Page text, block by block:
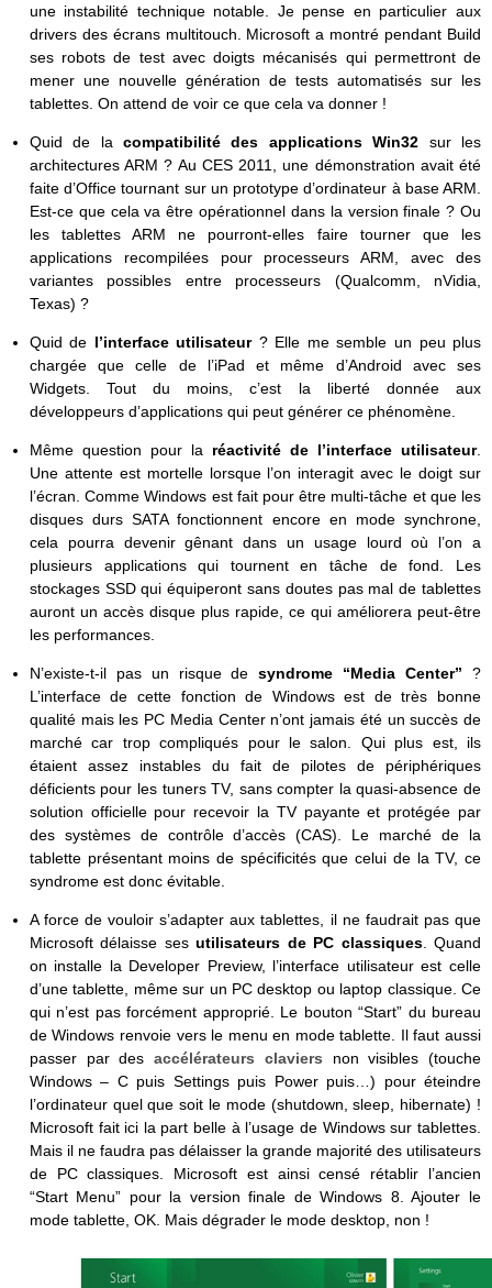
une instabilité technique notable. Je pense en particulier aux
drivers des écrans multitouch. Microsoft a montré pendant Build
ses robots de test avec doigts mécanisés qui permettront de
mener une nouvelle génération de tests automatisés sur les
tablettes. On attend de voir ce que cela va donner !
Quid de lacompatibilité des applications Win32 sur les
architectures ARM ? Au CES 2011, une démonstration avait été
faite d’Office tournant sur un prototype d’ordinateur à base ARM.
Est-ce que cela va être opérationnel dans la version finale ? Ou
les tablettes ARM ne pourront-elles faire tourner que les
applications recompilées pour processeurs ARM, avec des
variantes possibles entre processeurs (Qualcomm, nVidia,
Texas) ?
Quid de l’interface utilisateur ? Elle me semble un peu plus
chargée que celle de l’iPad et même d’Android avec ses
Widgets. Tout du moins, c’est la liberté donnée aux
développeurs d’applications qui peut générer ce phénomène.
Même question pour la réactivité de l’interface utilisateur.
Une attente est mortelle lorsque l’on interagit avec le doigt sur
l’écran. Comme Windows est fait pour être multi-tâche et que les
disques durs SATA fonctionnent encore en mode synchrone,
cela pourra devenir gênant dans un usage lourd où l’on a
plusieurs applications qui tournent en tâche de fond. Les
stockages SSD qui équiperont sans doutes pas mal de tablettes
auront un accès disque plus rapide, ce qui améliorera peut-être
les performances.
N’existe-t-il pas un risque desyndrome “Media Center”?
L’interface de cette fonction de Windows est de très bonne
qualité mais les PC Media Center n’ont jamais été un succès de
marché car trop compliqués pour le salon. Qui plus est, ils
étaient assez instables du fait de pilotes de périphériques
déficients pour les tuners TV, sans compter la quasi-absence de
solution officielle pour recevoir la TV payante et protégée par
des systèmes de contrôle d’accès (CAS). Le marché de la
tablette présentant moins de spécificités que celui de la TV, ce
syndrome est donc évitable.
A force de vouloir s’adapter aux tablettes, il ne faudrait pas que
Microsoft délaisse sesutilisateurs de PC classiques. Quand
on installe la Developer Preview, l’interface utilisateur est celle
d’une tablette, même sur un PC desktop ou laptop classique. Ce
qui n’est pas forcément approprié. Le bouton “Start” du bureau
de Windows renvoie vers le menu en mode tablette. Il faut aussi
passer par desaccélérateurs claviers non visibles (touche
Windows – C puis Settings puis Power puis…) pour éteindre
l’ordinateur quel que soit le mode (shutdown, sleep, hibernate) !
Microsoft fait ici la part belle à l’usage de Windows sur tablettes.
Mais il ne faudra pas délaisser la grande majorité des utilisateurs
de PC classiques. Microsoft est ainsi censé rétablir l’ancien
“Start Menu” pour la version finale de Windows 8. Ajouter le
mode tablette, OK. Mais dégrader le mode desktop, non !